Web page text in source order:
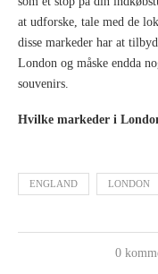
at udforske, tale med de
disse markeder har at
London og måske endda
souvenirs.
Hvilke markeder i
ENGLAND LONDON
0